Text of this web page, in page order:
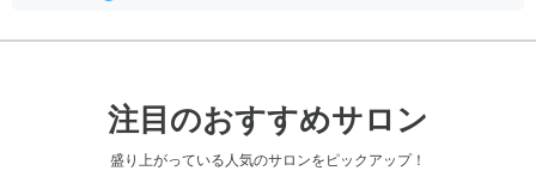
注目のおすすめサロン
盛り上がっている人気のサロンをピックアップ！